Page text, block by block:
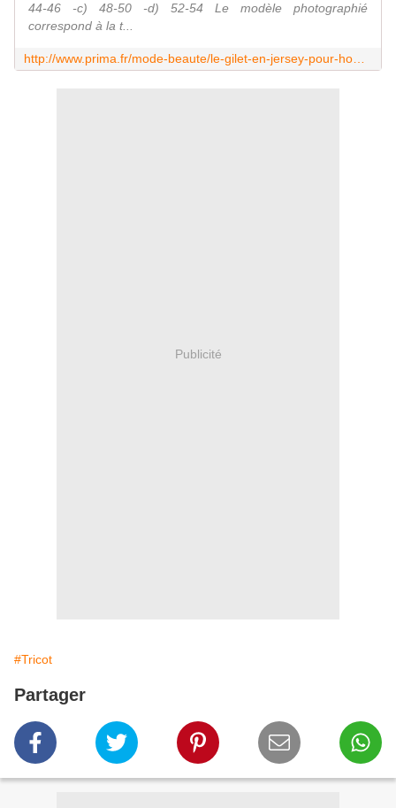
44-46 -c) 48-50 -d) 52-54 Le modèle photographié
correspond à la t...
Publicité
#Tricot
Partager